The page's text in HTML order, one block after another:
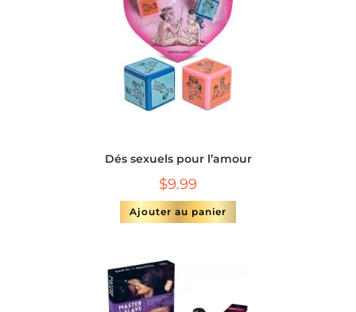
Dés sexuels pour l’amour
$9.99
Ajouter au panier